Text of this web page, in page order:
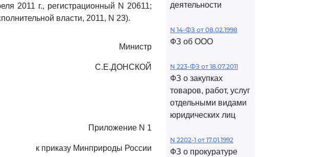
2011 г., регистрационный N 20611;
власти, 2011, N 23).
Министр
С.Е.ДОНСКОЙ
Приложение N 1
к приказу Минприроды России
деятельности
N 14-ФЗ от 08.02.1998
ФЗ об ООО
N 223-ФЗ от 18.07.2011
ФЗ о закупках
товаров, работ, услуг
отдельными видами
юридических лиц
N 2202-1 от 17.01.1992
ФЗ о прокуратуре